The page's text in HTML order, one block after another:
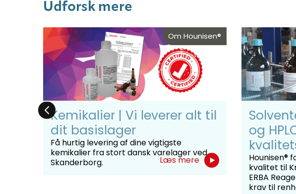
Udforsk mere
Om Hounisen®
Kemikalier | Vi leverer alt til
dit basislager
Få hurtig levering af dine vigtigste
kemikalier fra stort dansk varelager ved
Skanderborg.
Læs mere
og
Hounisen®
kvalitet til
ERBA
krav til